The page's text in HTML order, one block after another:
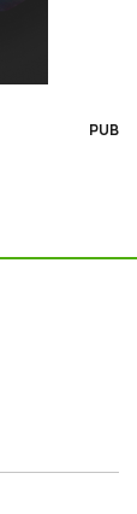
PUB